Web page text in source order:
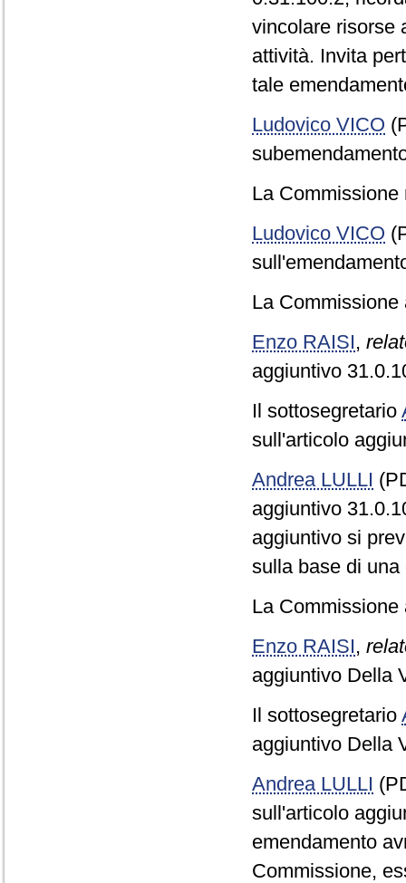
vincolare risorse
attività. Invita
tale
Ludovico VICO
La Commissione
Ludovico VICO
La Commissione
Enzo RAISI,
aggiuntivo
Il sottosegretario
sull'articolo
Andrea LULLI
aggiuntivo
aggiuntivo si
sulla base di una
La
Enzo RAISI,
aggiuntivo Della
Il sottosegretario
aggiuntivo Della
Andrea LULLI
sull'articolo
emendamento
Commissione,